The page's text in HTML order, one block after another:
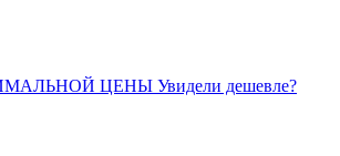
ЦЕНЫ Увидели дешевле?